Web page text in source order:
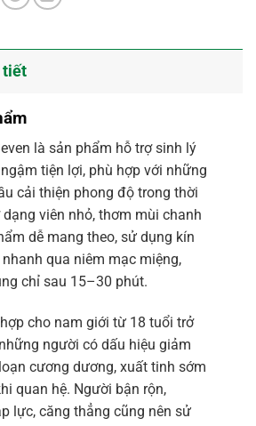
tiết
là sản phẩm hỗ trợ sinh lý
tiện lợi, phù hợp với những
cải thiện phong độ trong thời
viên nhỏ, thơm mùi chanh
dễ mang theo, sử dụng kín
qua niêm mạc miệng,
chỉ sau 15–30 phút.
cho nam giới từ 18 tuổi trở
người có dấu hiệu giảm
cương dương, xuất tinh sớm
quan hệ. Người bận rộn,
lực, căng thẳng cũng nên sử